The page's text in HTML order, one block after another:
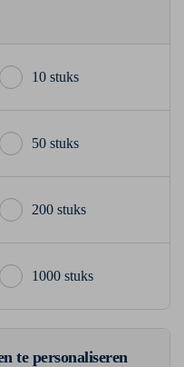
10 stuks
50 stuks
200 stuks
1000 stuks
te personaliseren